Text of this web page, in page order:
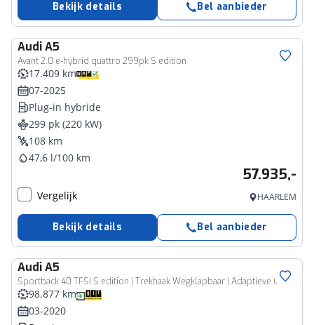
Bekijk details Bel aanbieder
AudiA5
Avant 2.0 e-hybrid quattro 299pk S edition
17.409 km
07-2025
Plug-in hybride
299 pk (220 kW)
108 km
47,6 l/100 km
57.935,-
Vergelijk HAARLEM
Bekijk details Bel aanbieder
AudiA5
Sportback 40 TFSI S edition | Trekhaak Wegklapbaar | Adaptieve Cruise Control | Navigatie | Sportstoelen | Achteruitrijcamera | DAB | Stoelverwarming | Metallic Lak | Elektrische Achterklep |
98.877 km
03-2020